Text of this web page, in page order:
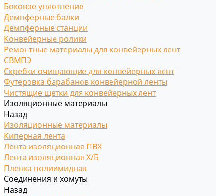
Боковое уплотнение
Демпферные балки
Демпферные станции
Конвейерные ролики
Ремонтные материалы для конвейерных лент
СВМПЭ
Скребки очищающие для конвейерных лент
Футеровка барабанов конвейерной ленты
Чистящие щетки для конвейерных лент
Изоляционные материалы
Назад
Изоляционные материалы
Киперная лента
Лента изоляционная ПВХ
Лента изоляционная Х/Б
Пленка полиимидная
Соединения и хомуты
Назад